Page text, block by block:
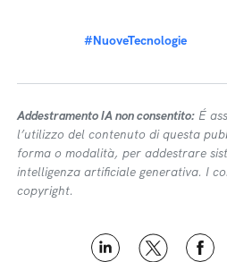
#NuoveTecnologie
Addestramento IA non consentito: É
l’utilizzo del contenuto di questa
forma o modalità, per addestrare
intelligenza artificiale generativa. I
copyright.